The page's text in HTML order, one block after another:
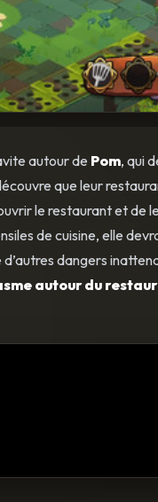
autour de Pom, qui
que leur
le restaurant et de
de cuisine, elle
dangers
autour du